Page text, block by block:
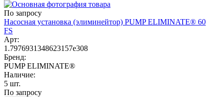
По запросу
Насосная установка (элиминейтор) PUMP ELIMINATE® 60
FS
Арт:
1.7976931348623157e308
Бренд:
PUMP ELIMINATE®
Наличие:
5 шт.
По запросу